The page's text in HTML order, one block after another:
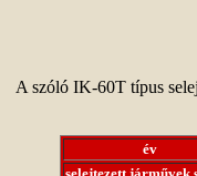
A szóló IK-60T típus
év